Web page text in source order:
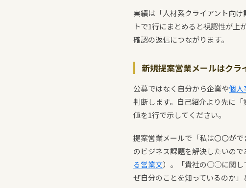
実績は「人材系クライアント向
トで1行にまとめると視認性が上
確認の返信につながります。
新規提案営業メールはクラ
公募ではなく自分から企業や個人
判断します。自己紹介より先に「
値を1行で示してください。
提案営業メールで「私は〇〇が
のビジネス課題を解決したいの
る営業文）。「貴社の○○に関し
ぜ自分のことを知っているのか」